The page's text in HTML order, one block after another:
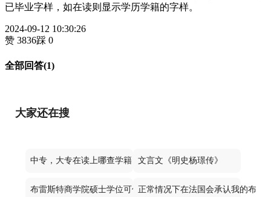
已毕业字样，如在读则显示学历学籍的字样。
2024-09-12 10:30:26
赞 3836踩 0
全部回答(1)
大家还在搜
中专，大专在读上哪查学籍 文言文《明史杨璟传》
布雷斯特商学院硕士学位可信吗正常情况下在法国会承认我的布雷